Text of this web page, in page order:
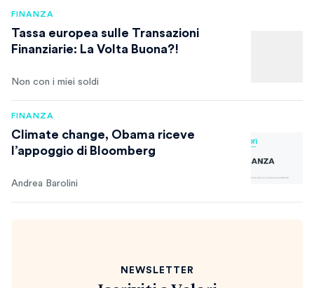
FINANZA
Tassa europea sulle Transazioni
Finanziarie: La Volta Buona?!
Non con i miei soldi
FINANZA
Climate change, Obama riceve
l’appoggio di Bloomberg
Andrea Barolini
NEWSLETTER